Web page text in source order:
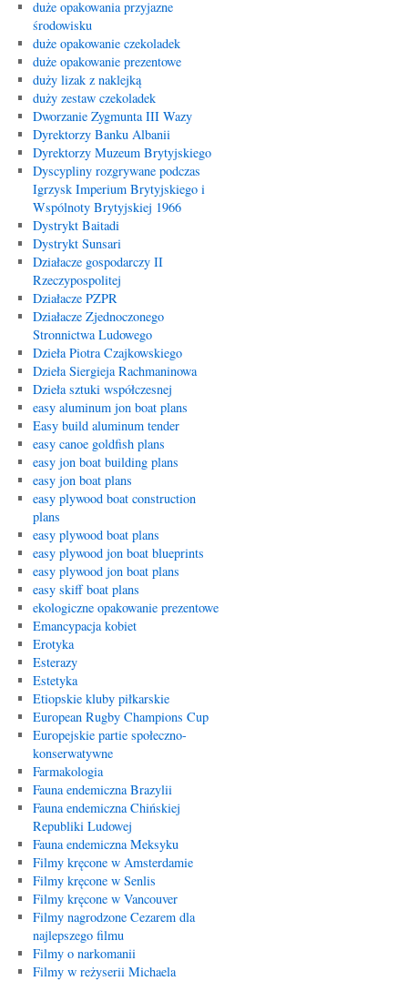
duże opakowania przyjazne
środowisku
duże opakowanie czekoladek
duże opakowanie prezentowe
duży lizak z naklejką
duży zestaw czekoladek
Dworzanie Zygmunta III Wazy
Dyrektorzy Banku Albanii
Dyrektorzy Muzeum Brytyjskiego
Dyscypliny rozgrywane podczas
Igrzysk Imperium Brytyjskiego i
Wspólnoty Brytyjskiej 1966
Dystrykt Baitadi
Dystrykt Sunsari
Działacze gospodarczy II
Rzeczypospolitej
Działacze PZPR
Działacze Zjednoczonego
Stronnictwa Ludowego
Dzieła Piotra Czajkowskiego
Dzieła Siergieja Rachmaninowa
Dzieła sztuki współczesnej
easy aluminum jon boat plans
Easy build aluminum tender
easy canoe goldfish plans
easy jon boat building plans
easy jon boat plans
easy plywood boat construction
plans
easy plywood boat plans
easy plywood jon boat blueprints
easy plywood jon boat plans
easy skiff boat plans
ekologiczne opakowanie prezentowe
Emancypacja kobiet
Erotyka
Esterazy
Estetyka
Etiopskie kluby piłkarskie
European Rugby Champions Cup
Europejskie partie społeczno-
konserwatywne
Farmakologia
Fauna endemiczna Brazylii
Fauna endemiczna Chińskiej
Republiki Ludowej
Fauna endemiczna Meksyku
Filmy kręcone w Amsterdamie
Filmy kręcone w Senlis
Filmy kręcone w Vancouver
Filmy nagrodzone Cezarem dla
najlepszego filmu
Filmy o narkomanii
Filmy w reżyserii Michaela